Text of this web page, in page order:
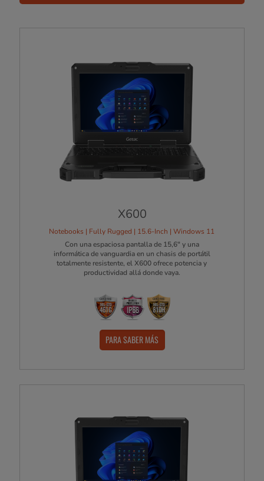
X600
Notebooks | Fully Rugged | 15.6-Inch | Windows 11
Con una espaciosa pantalla de 15,6" y una
informática de vanguardia en un chasis de portátil
totalmente resistente, el X600 ofrece potencia y
productividad allá donde vaya.
PARA SABER MÁS